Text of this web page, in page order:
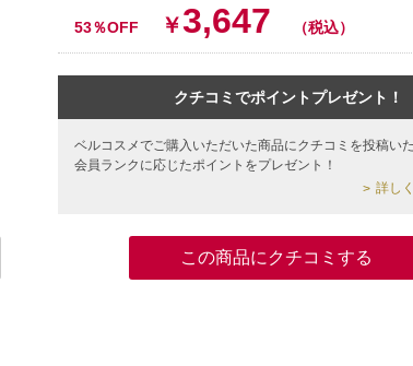
53％OFF ￥3,647 （税込）
クチコミでポイントプレゼント！
ベルコスメでご購入いただいた商品にクチコミを投稿いた
会員ランクに応じたポイントをプレゼント！
詳し
この商品にクチコミする